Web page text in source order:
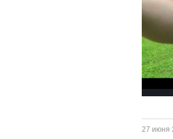
27 июня